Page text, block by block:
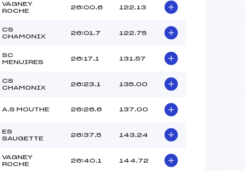
VAGNEY
ROCHE
26:00.6 122.13
CS
CHAMONIX
26:01.7 122.75
SC
MENUIRES
26:17.1 131.57
CS
CHAMONIX
26:23.1 135.00
A.S MOUTHE 26:26.6 137.00
ES
SAUGETTE
26:37.5 143.24
VAGNEY
ROCHE
26:40.1 144.72